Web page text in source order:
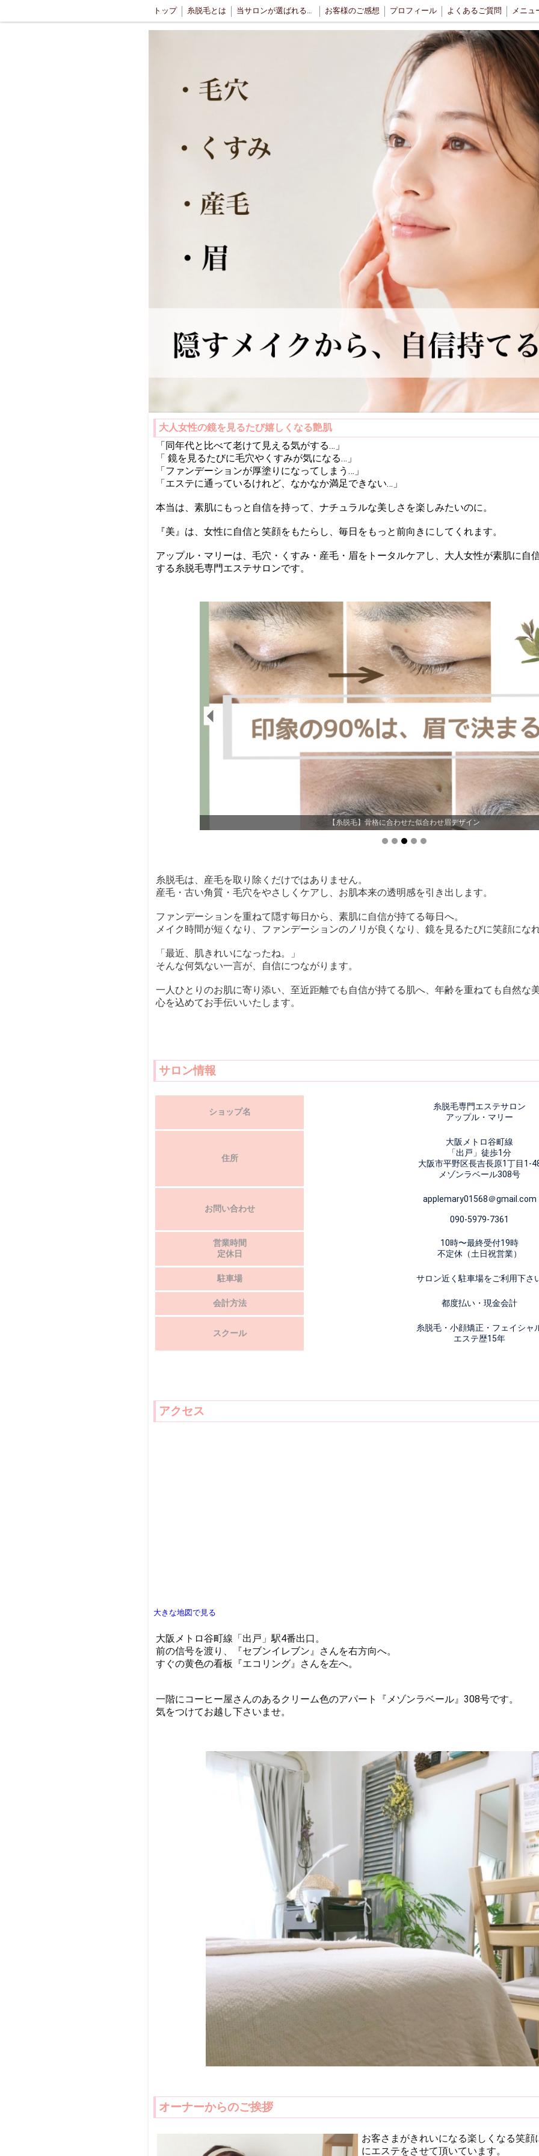
トップ 糸脱毛とは 当サロンが選ばれる理由 お客様のご感想 プロフィール よくあるご質問 メニュ
糸脱毛スクール
大人女性の鏡を見るたび嬉しくなる艶肌
「同年代と比べて老けて見える気がする…」
「 鏡を見るたびに毛穴やくすみが気になる…」
「ファンデーションが厚塗りになってしまう…」
「エステに通っているけれど、なかなか満足できない…」
本当は、素肌にもっと自信を持って、ナチュラルな美しさを楽しみたいのに。
『美』は、女性に自信と笑顔をもたらし、毎日をもっと前向きにしてくれます。
アップル・マリーは、毛穴・くすみ・産毛・眉をトータルケアし、大人女性が素肌に自
する糸脱毛専門エステサロンです。
【糸脱毛】骨格に合わせた似合わせ眉デザイン
糸脱毛は、産毛を取り除くだけではありません。
産毛・古い角質・毛穴をやさしくケアし、お肌本来の透明感を引き出します。
ファンデーションを重ねて隠す毎日から、素肌に自信が持てる毎日へ。
メイク時間が短くなり、ファンデーションのノリが良くなり、鏡を見るたびに笑顔になれ
「最近、肌きれいになったね。」
そんな何気ない一言が、自信につながります。
一人ひとりのお肌に寄り添い、至近距離でも自信が持てる肌へ、年齢を重ねても自然な
心を込めてお手伝いいたします。
サロン情報
ショップ名
糸脱毛専門エステサロン
アップル・マリー
住所
大阪メトロ谷町線
「出戸」徒歩1分
大阪市平野区長吉長原1丁目1-
メゾンラベール308号
お問い合わせ
applemary01568＠gmail.com
090-5979-7361
営業時間
定休日
10時〜最終受付19時
不定休（土日祝営業）
駐車場 サロン近く駐車場をご利用下さ
会計方法 都度払い・現金会計
スクール
糸脱毛・小顔矯正・フェイシャ
エステ歴15年
アクセス
大きな地図で見る
大阪メトロ谷町線「出戸」駅4番出口。
前の信号を渡り、『セブンイレブン』さんを右方向へ。
すぐの黄色の看板『エコリング』さんを左へ。
一階にコーヒー屋さんのあるクリーム色のアパート『メゾンラベール』308号です。
気をつけてお越し下さいませ。
オーナーからのご挨拶
お客さまがきれいになる楽しくなる笑
にエステをさせて頂いています。